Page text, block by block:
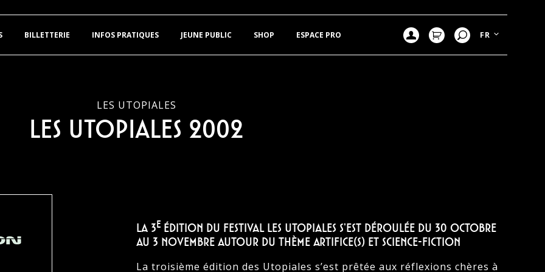
BILLETTERIE INFOS PRATIQUES JEUNE PUBLIC SHOP ESPACE PRO FR
LES UTOPIALES
Les Utopiales 2002
LA 3e ÉDITION DU FESTIVAL LES UTOPIALES S’EST DÉROULÉE DU 30 OCTOBRE
AU 3 NOVEMBRE AUTOUR DU THÈME ARTIFICE(S) ET SCIENCE-FICTION
La troisième édition des Utopiales s’est prêtée aux réflexions chères à